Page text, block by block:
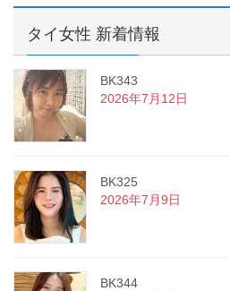
タイ女性 新着情報
BK343
2026年7月12日
BK325
2026年7月9日
BK344